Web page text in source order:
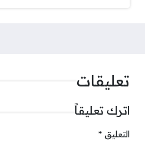
تعليقات
اترك تعليقاً
التعليق *